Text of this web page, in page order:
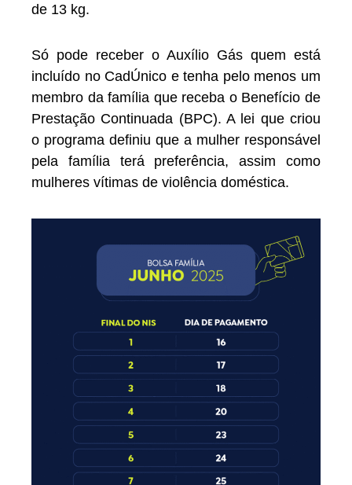
de 13 kg.
Só pode receber o Auxílio Gás quem está
incluído no CadÚnico e tenha pelo menos um
membro da família que receba o Benefício de
Prestação Continuada (BPC). A lei que criou
o programa definiu que a mulher responsável
pela família terá preferência, assim como
mulheres vítimas de violência doméstica.